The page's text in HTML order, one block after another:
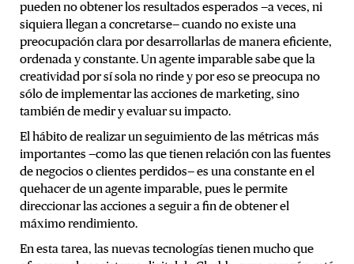
pueden no obtener los resultados esperados —a veces, ni
siquiera llegan a concretarse— cuando no existe una
preocupación clara por desarrollarlas de manera eficiente,
ordenada y constante. Un agente imparable sabe que la
creatividad por sí sola no rinde y por eso se preocupa no
sólo de implementar las acciones de marketing, sino
también de medir y evaluar su impacto.
El hábito de realizar un seguimiento de las métricas más
importantes —como las que tienen relación con las fuentes
de negocios o clientes perdidos— es una constante en el
quehacer de un agente imparable, pues le permite
direccionar las acciones a seguir a fin de obtener el
máximo rendimiento.
En esta tarea, las nuevas tecnologías tienen mucho que